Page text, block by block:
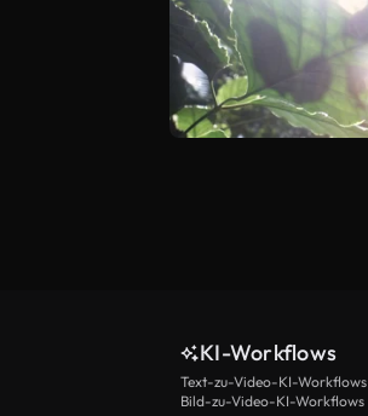
KI-Workflows
Text-zu-Video-KI-Workflows
Bild-zu-Video-KI-Workflows